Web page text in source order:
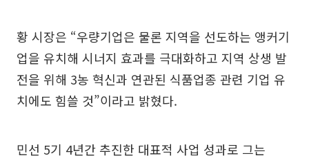
황 시장은 “우량기업은 물론 지역을 선도하는 앵커기
업을 유치해 시너지 효과를 극대화하고 지역 상생 발
전을 위해 3농 혁신과 연관된 식품업종 관련 기업 유
치에도 힘쓸 것”이라고 밝혔다.
민선 5기 4년간 추진한 대표적 사업 성과로 그는